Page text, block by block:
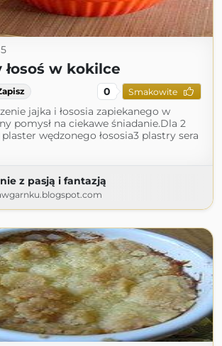
łosoś w kokilce
0 Smakowite
jajka i łososia zapiekanego w
pomysł na ciekawe śniadanie.Dla 2
plaster wędzonego łososia3 plastry sera
z pasją i fantazją